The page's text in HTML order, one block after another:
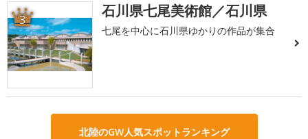
3 石川県七尾美術館／石川県
七尾を中心に石川県ゆかりの作品が集合
北陸のGW人気スポットランキング